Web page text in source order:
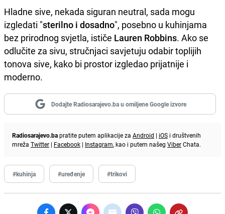
Hladne sive, nekada siguran neutral, sada mogu
izgledati "sterilno i dosadno", posebno u kuhinjama
bez prirodnog svjetla, ističe Lauren Robbins. Ako se
odlučite za sivu, stručnjaci savjetuju odabir toplijih
tonova sive, kako bi prostor izgledao prijatnije i
moderno.
Dodajte Radiosarajevo.ba u omiljene Google izvore
Radiosarajevo.bapratite putem aplikacije za Android | iOS i društvenih
mreža Twitter | Facebook | Instagram, kao i putem našeg ViberChata.
#kuhinja #uređenje #trikovi